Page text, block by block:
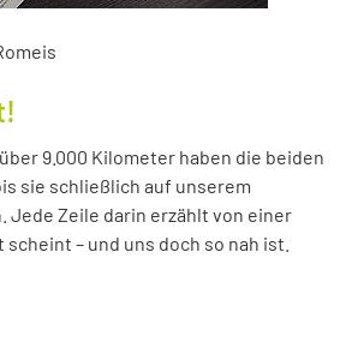
9.000 Kilometer haben die beiden
sie schließlich auf unserem
Jede Zeile darin erzählt von einer
– und uns doch so nah ist.